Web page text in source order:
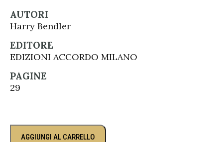
AUTORI
Harry Bendler
EDITORE
EDIZIONI ACCORDO MILANO
PAGINE
29
AGGIUNGI AL CARRELLO